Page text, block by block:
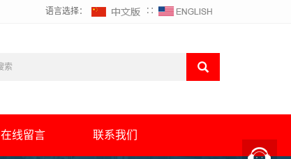
语言选择： ∷
在线留言 联系我们